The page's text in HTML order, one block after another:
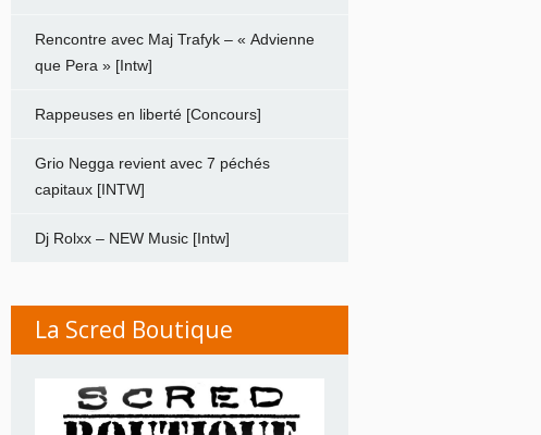
Rencontre avec Maj Trafyk – « Advienne
que Pera » [Intw]
Rappeuses en liberté [Concours]
Grio Negga revient avec 7 péchés
capitaux [INTW]
Dj Rolxx – NEW Music [Intw]
La Scred Boutique